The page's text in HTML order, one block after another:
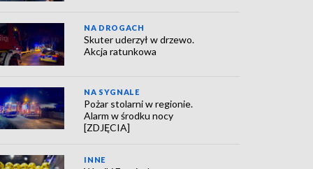
NA DROGACH
Skuter uderzył w drzewo.
Akcja ratunkowa
NA SYGNALE
Pożar stolarni w regionie.
Alarm w środku nocy
[ZDJĘCIA]
INNE